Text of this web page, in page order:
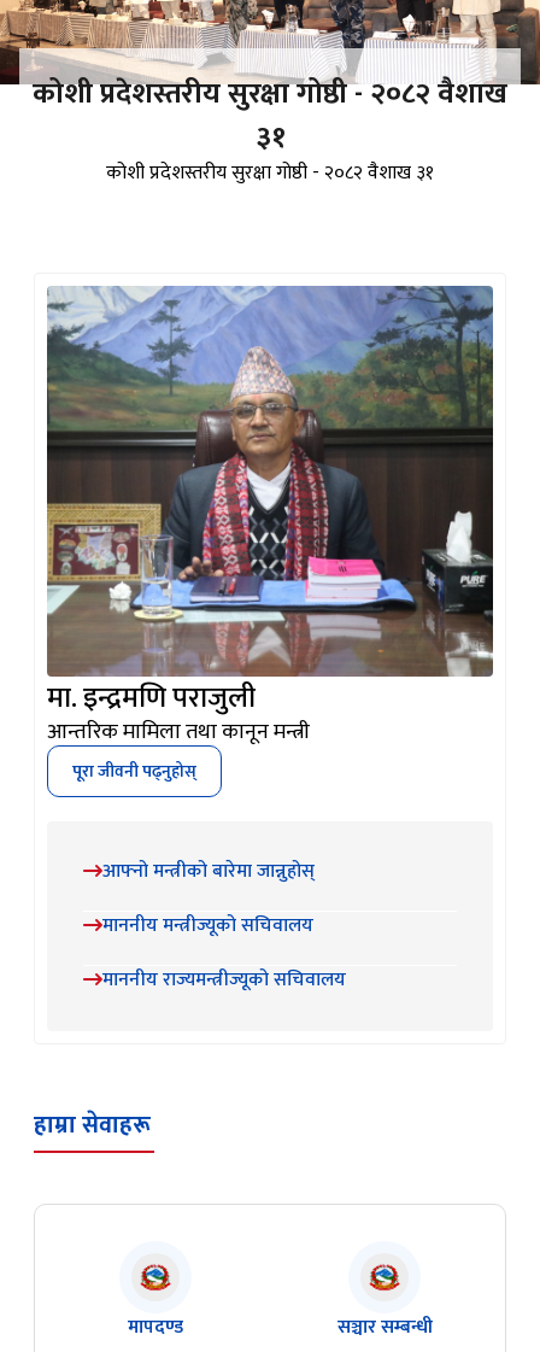
कोशी प्रदेशस्तरीय सुरक्षा गोष्ठी - २०८२ वैशाख
३१
कोशी प्रदेशस्तरीय सुरक्षा गोष्ठी - २०८२ वैशाख ३१
मा. इन्द्रमणि पराजुली
आन्तरिक मामिला तथा कानून मन्त्री
पूरा जीवनी पढ्नुहोस्
माननीय मन्त्रीज्यूको सचिवालय
माननीय राज्यमन्त्रीज्यूको सचिवालय
मापदण्ड सञ्चार सम्बन्धी